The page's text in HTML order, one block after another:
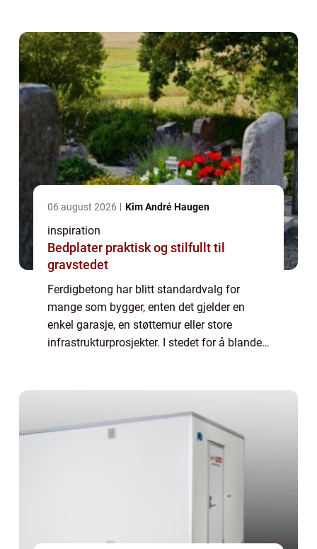
06 august 2026 Kim André Haugen
inspiration
Bedplater praktisk og stilfullt til
gravstedet
Ferdigbetong har blitt standardvalg for
mange som bygger, enten det gjelder en
enkel garasje, en støttemur eller store
infrastrukturprosjekter. I stedet for å blande